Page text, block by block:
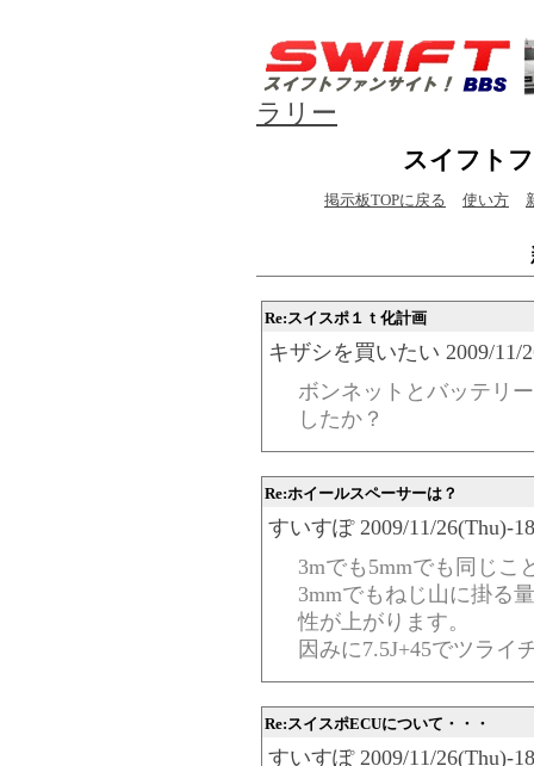
ラリー
スイフト
掲示板TOPに戻る 使い方
Re:スイスポ１ｔ化計画
キザシを買いたい 2009/11/
ボンネットとバッテリ
したか？
Re:ホイールスペーサーは？
すいすぽ 2009/11/26(Thu)-
3mでも5mmでも同じこ
3mmでもねじ山に掛る
性が上がります。
因みに7.5J+45でツライ
Re:スイスポECUについて・・・
すいすぽ 2009/11/26(Thu)-